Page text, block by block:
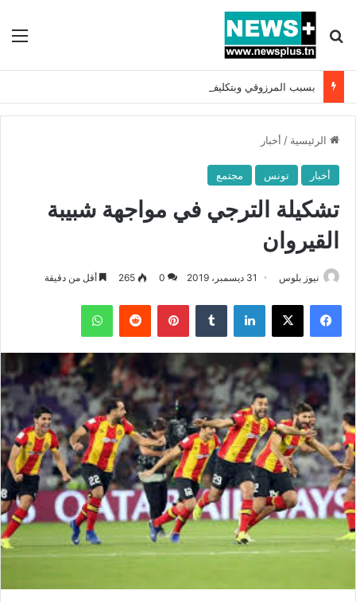
بحث عن
الرئيسية / أخبار
أخبار تونس مجتمع
تشكيلة الترجي في مواجهة شبيبة
القيروان
نيوز بلوس 31 ديسمبر، 2019 0
265 أقل من دقيقة
فيسبوك X لينكدإن بينتيريست واتساب